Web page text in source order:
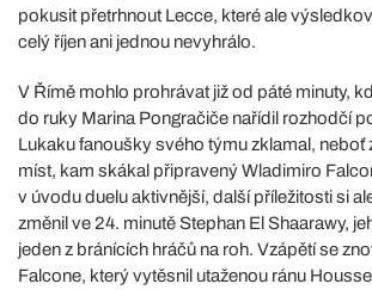
pokusit přetrhnout Lecce, které ale
celý říjen ani jednou nevyhrálo.
V Římě mohlo prohrávat již od páté minuty,
do ruky Marina Pongračiče nařídil rozhodčí
Lukaku fanoušky svého týmu zklamal, neboť
míst, kam skákal připravený Wladimiro
v úvodu duelu aktivnější, další příležitosti si
změnil ve 24. minutě Stephan El Shaarawy,
jeden z bránících hráčů na roh. Vzápětí se
Falcone, který vytěsnil utaženou ránu